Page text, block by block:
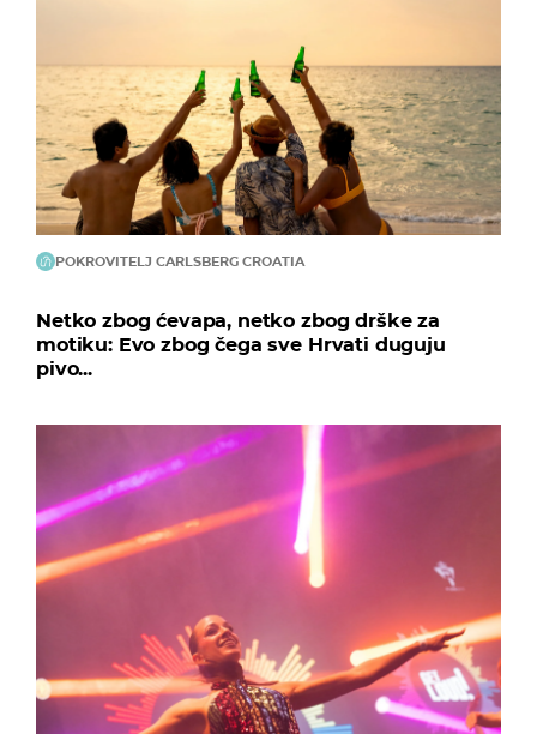
POKROVITELJ CARLSBERG CROATIA
Netko zbog ćevapa, netko zbog drške za
motiku: Evo zbog čega sve Hrvati duguju
pivo...